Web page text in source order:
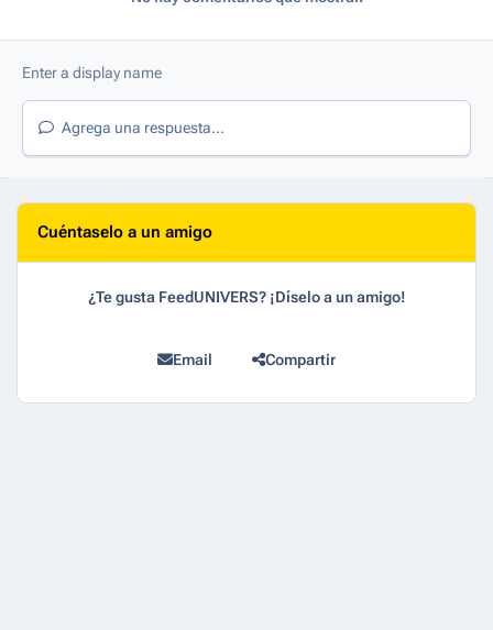
Agrega una respuesta...
Cuéntaselo a un amigo
¿Te gusta FeedUNIVERS? ¡Díselo a un amigo!
Email Compartir